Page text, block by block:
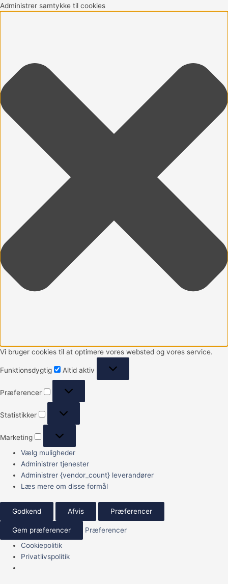
Administrer samtykke til cookies
Vi bruger cookies til at optimere vores websted og vores service.
Funktionsdygtig
Funktionsdygtig
Altid aktiv
Præferencer
Præferencer
Statistikker
Statistikker
Marketing
Marketing
Vælg muligheder
Administrer tjenester
Administrer {vendor_count} leverandører
Læs mere om disse formål
Godkend Afvis Præferencer
Gem præferencer
Præferencer
Cookiepolitik
Privatlivspolitik
Gå